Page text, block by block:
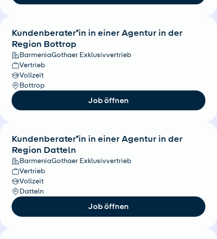
Kundenberater*in in einer Agentur in der
Region Bottrop
BarmeniaGothaer Exklusivvertrieb
Vertrieb
Vollzeit
Bottrop
Job öffnen
Kundenberater*in in einer Agentur in der
Region Datteln
BarmeniaGothaer Exklusivvertrieb
Vertrieb
Vollzeit
Datteln
Job öffnen